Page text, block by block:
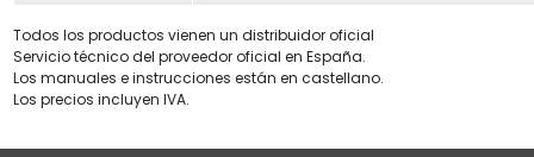
Todos los productos vienen un distribuidor oficial
Servicio técnico del proveedor oficial en España.
Los manuales e instrucciones están en castellano.
Los precios incluyen IVA.